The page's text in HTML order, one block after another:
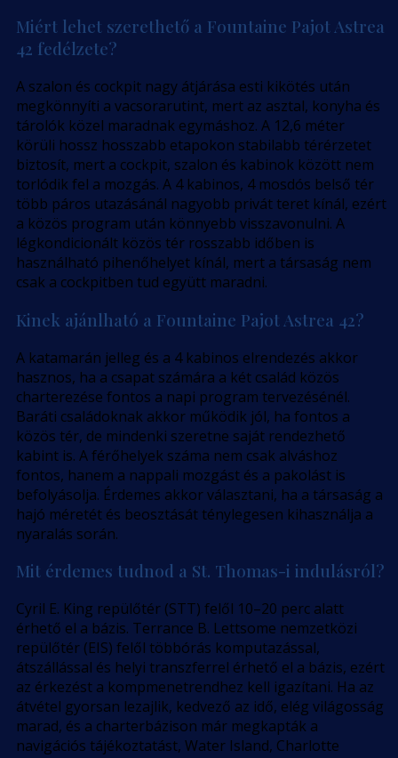
Miért lehet szerethető a Fountaine Pajot Astrea
42 fedélzete?
A szalon és cockpit nagy átjárása esti kikötés után
megkönnyíti a vacsorarutint, mert az asztal, konyha és
tárolók közel maradnak egymáshoz. A 12,6 méter
körüli hossz hosszabb etapokon stabilabb térérzetet
biztosít, mert a cockpit, szalon és kabinok között nem
torlódik fel a mozgás. A 4 kabinos, 4 mosdós belső tér
több páros utazásánál nagyobb privát teret kínál, ezért
a közös program után könnyebb visszavonulni. A
légkondicionált közös tér rosszabb időben is
használható pihenőhelyet kínál, mert a társaság nem
csak a cockpitben tud együtt maradni.
Kinek ajánlható a Fountaine Pajot Astrea 42?
A katamarán jelleg és a 4 kabinos elrendezés akkor
hasznos, ha a csapat számára a két család közös
charterezése fontos a napi program tervezésénél.
Baráti családoknak akkor működik jól, ha fontos a
közös tér, de mindenki szeretne saját rendezhető
kabint is. A férőhelyek száma nem csak alváshoz
fontos, hanem a nappali mozgást és a pakolást is
befolyásolja. Érdemes akkor választani, ha a társaság a
hajó méretét és beosztását ténylegesen kihasználja a
nyaralás során.
Mit érdemes tudnod a St. Thomas-i indulásról?
Cyril E. King repülőtér (STT) felől 10–20 perc alatt
érhető el a bázis. Terrance B. Lettsome nemzetközi
repülőtér (EIS) felől többórás komputazással,
átszállással és helyi transzferrel érhető el a bázis, ezért
az érkezést a kompmenetrendhez kell igazítani. Ha az
átvétel gyorsan lezajlik, kedvező az idő, elég világosság
marad, és a charterbázison már megkapták a
navigációs tájékoztatást, Water Island, Charlotte